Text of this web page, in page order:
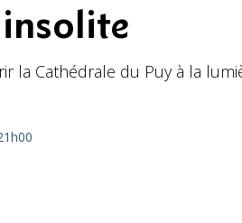
la Cathédrale du Puy à la